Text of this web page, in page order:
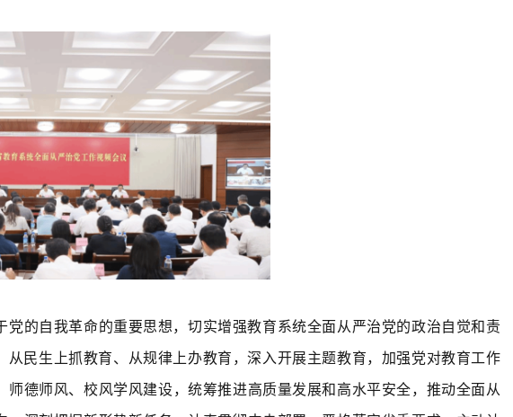
的自我革命的重要思想，切实增强教育系统全面从严治党的政治自觉和责
民生上抓教育、从规律上办教育，深入开展主题教育，加强党对教育工作
德师风、校风学风建设，统筹推进高质量发展和高水平安全，推动全面从